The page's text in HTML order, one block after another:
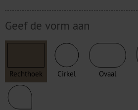
Geef de vorm aan
Rechthoek Cirkel Ovaal